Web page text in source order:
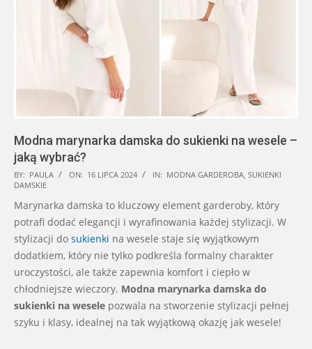
Modna marynarka damska do sukienki na wesele –
jaką wybrać?
2024-
07-
16
BY: PAULA ON: 16 LIPCA 2024 IN: MODNA GARDEROBA, SUKIENKI
DAMSKIE
Marynarka damska to kluczowy element garderoby, który
potrafi dodać elegancji i wyrafinowania każdej stylizacji. W
stylizacji do sukienki na wesele staje się wyjątkowym
dodatkiem, który nie tylko podkreśla formalny charakter
uroczystości, ale także zapewnia komfort i ciepło w
chłodniejsze wieczory. Modna marynarka damska do
sukienki na wesele pozwala na stworzenie stylizacji pełnej
szyku i klasy, idealnej na tak wyjątkową okazję jak wesele!